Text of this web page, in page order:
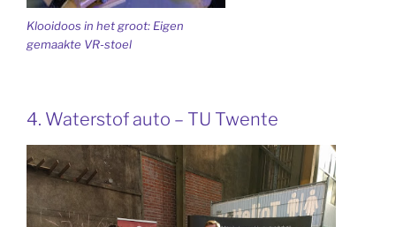
Klooidoos in het groot: Eigen
gemaakte VR-stoel
4. Waterstof auto – TU Twente